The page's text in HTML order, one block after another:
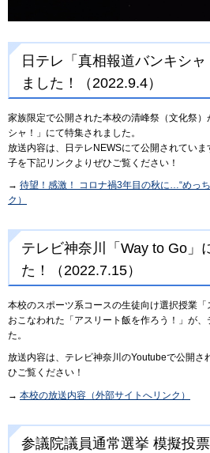
日テレ「真相報道バンキシ
ました！（2022.9.4）
家族限定で公開された本校の清峰祭（文化祭
シャ！」にて特集されました。
放送内容は、日テレNEWSにて公開されてい
子を下記リンクよりぜひご覧ください！
→ 待望！感激！ コロナ禍3年目の秋に…“めっ
ク）
テレビ神奈川「Way to Go」
た！（2022.7.15）
本校のスポーツ系コースの生徒向け選択授業
おこなわれた「アスリート飯を作ろう！」が
た。
放送内容は、テレビ神奈川のYoutubeで公開さ
ひご覧ください！
→ 本校の放送内容（外部サイトへリンク）
参議院議員通常選挙 模擬投